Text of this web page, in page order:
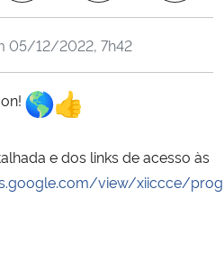
e Comunicações
05/12/2022, 7h42
e dos links de acesso às
view/xiiccce/